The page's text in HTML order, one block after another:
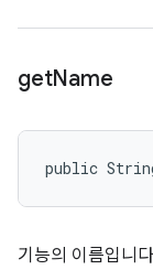
getName
public
기능의 이름입니